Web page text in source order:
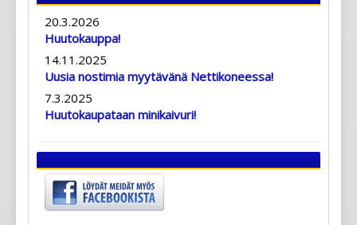
20.3.2026
Huutokauppa!
14.11.2025
Uusia nostimia myytävänä Nettikoneessa!
7.3.2025
Huutokaupataan minikaivuri!